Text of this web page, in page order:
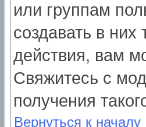
или группам
создавать в
действия, вам
Свяжитесь с
получения
Вернуться к началу